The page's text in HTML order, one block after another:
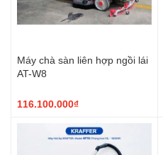
Máy chà sàn liên hợp ngồi lái
AT-W8
116.100.000₫